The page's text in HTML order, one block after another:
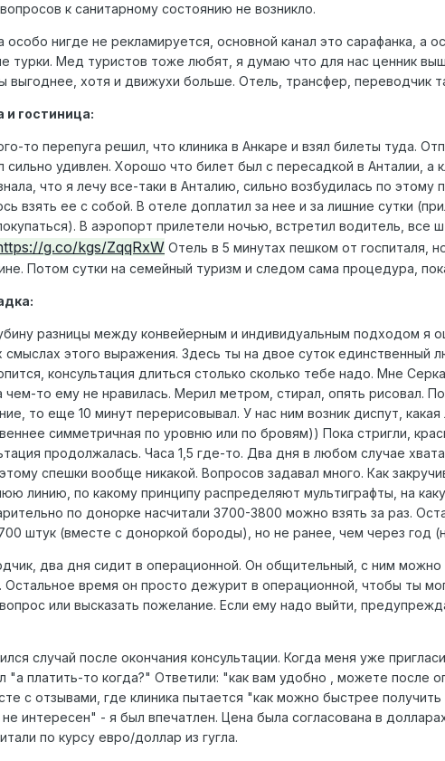
к санитарному состоянию не возникло.
особо нигде не рекламируется, основной канал это сарафанка, а
турки. Мед туристов тоже любят, я думаю что для нас ценник
выгоднее, хотя и движухи больше. Отель, трансфер, переводчик
и гостиница:
то перепуга решил, что клиника в Анкаре и взял билеты туда.
сильно удивлен. Хорошо что билет был с пересадкой в Анталии, а
что я лечу все-таки в Анталию, сильно возбудилась по
взять ее с собой. В отеле доплатил за нее и за лишние сутки
В аэропорт прилетели ночью, встретил водитель, все
g.co/kgs/ZqqRxW Отель в 5 минутах пешком от госпиталя,
Потом сутки на семейный туризм и следом сама процедура,
разницы между конвейерным и индивидуальным подходом я
смыслах этого выражения. Здесь ты на двое суток единственный
консультация длиться столько сколько тебе надо. Мне
чем-то ему не нравилась. Мерил метром, стирал, опять рисовал.
то еще 10 минут перерисовывал. У нас ним возник диспут, какая
симметричная по уровню или по бровям)) Пока стригли,
продолжалась. Часа 1,5 где-то. Два дня в любом случае
спешки вообще никакой. Вопросов задавал много. Как
линию, по какому принципу распределяют мультиграфты, на
по донорке насчитали 3700-3800 можно взять за раз.
штук (вместе с доноркой бороды), но не ранее, чем через год
два дня сидит в операционной. Он общительный, с ним можно
Остальное время он просто дежурит в операционной, чтобы ты
или высказать пожелание. Если ему надо выйти,
случай после окончания консультации. Когда меня уже
"а платить-то когда?" Ответили: "как вам удобно , можете после
с отзывами, где клиника пытается "как можно быстрее
интересен" - я был впечатлен. Цена была согласована в
по курсу евро/доллар из гугла.